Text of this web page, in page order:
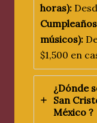
horas):
músicos):
$1,500 en
¿Dónde
San
México ?